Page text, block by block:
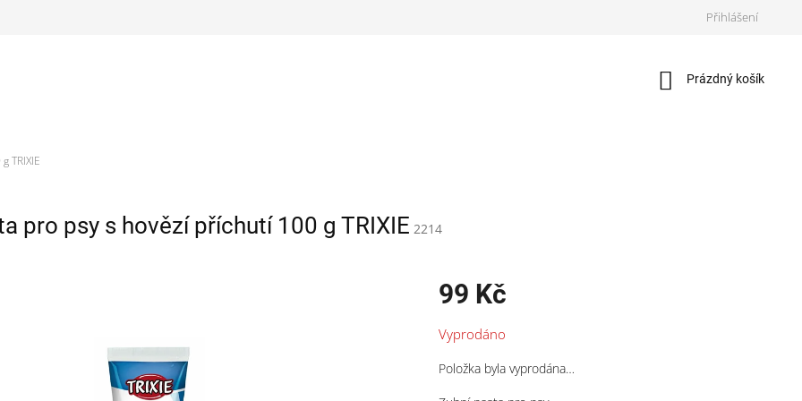
Přihlášení
Nákupní
Prázdný košík
TRIXIE
pro psy s hovězí příchutí 100 g TRIXIE 2214
99 Kč
cena:
Vyprodáno
Položka byla vyprodána…